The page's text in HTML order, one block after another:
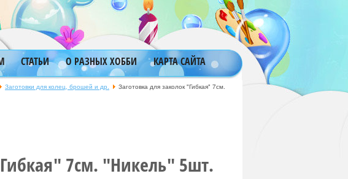
СТАТЬИ О РАЗНЫХ ХОББИ
КАРТА САЙТА
Заготовки для колец, брошей и др.
Заготовка для заколок "Гибкая" 7см.
7см. "Никель" 5шт.